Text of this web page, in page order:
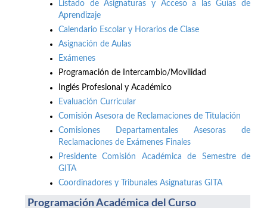
Listado de Asignaturas y Acceso a las Guías de
Aprendizaje
Calendario Escolar y Horarios de Clase
Asignación de Aulas
Exámenes
Programación de Intercambio/Movilidad
Inglés Profesional y Académico
Evaluación Curricular
Comisión Asesora de Reclamaciones de Titulación
Comisiones Departamentales Asesoras de
Reclamaciones de Exámenes Finales
Presidente Comisión Académica de Semestre de
GITA
Coordinadores y Tribunales Asignaturas GITA
Programación Académica del Curso